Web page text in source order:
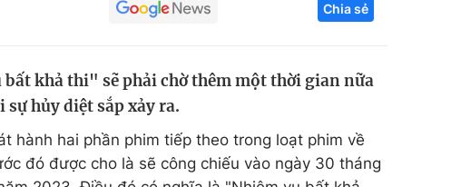
Tuyển sinh
Hitech Công nghệ tương lai
Thị trường
Chia sẻ
khả thi" sẽ phải chờ thêm một thời gian nữa
hủy diệt sắp xảy ra.
hành hai phần phim tiếp theo trong loạt phim về
đó được cho là sẽ công chiếu vào ngày 30 tháng